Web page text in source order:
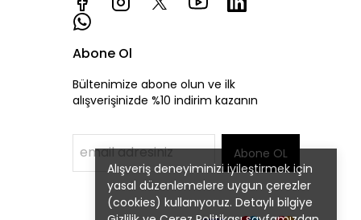
Alışveriş deneyiminizi iyileştirmek için
yasal düzenlemelere uygun çerezler
(cookies) kullanıyoruz. Detaylı bilgiye
Abone Ol
Bültenimize abone olun ve ilk
alışverişinizde %10 indirim kazanın
Abone OL